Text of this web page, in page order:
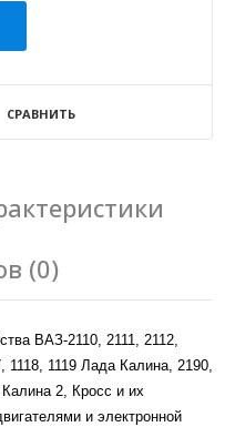
СРАВНИТЬ
(0)
ВАЗ-2110, 2111, 2112,
1118, 1119 Лада Калина, 2190,
2, Кросс и их
и электронной